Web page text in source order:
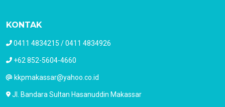
KONTAK
0411 4834215 / 0411 4834926
+62 852-5604-4660
kkpmakassar@yahoo.co.id
Jl. Bandara Sultan Hasanuddin Makassar